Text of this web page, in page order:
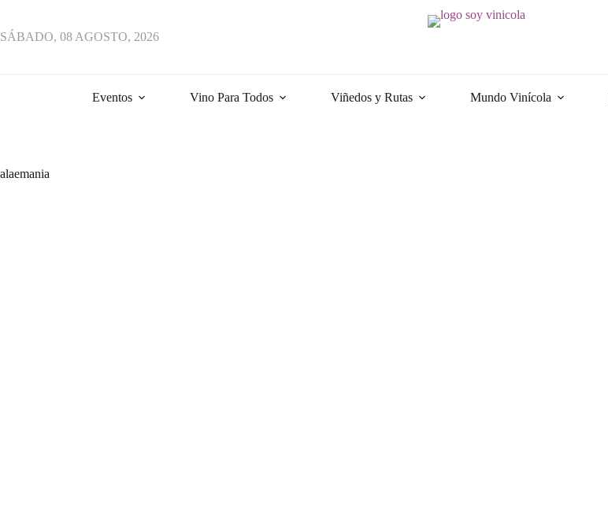
contenido
SÁBADO, 08 AGOSTO, 2026
Eventos Vino Para Todos Viñedos y Rutas Mundo Vinícola
alaemania